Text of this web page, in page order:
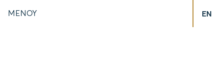
ΜΕΝΟΥ EN